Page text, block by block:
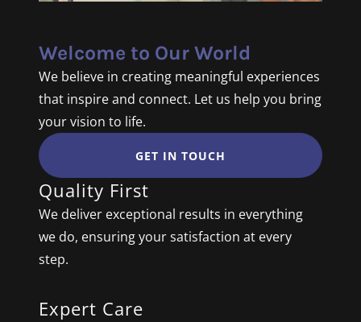
Welcome to Our World
We believe in creating meaningful experiences
that inspire and connect. Let us help you bring
your vision to life.
GET IN TOUCH
Quality First
We deliver exceptional results in everything
we do, ensuring your satisfaction at every
step.
Expert Care